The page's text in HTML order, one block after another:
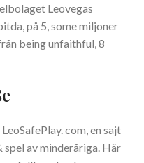
Leovegas
på 5, some miljoner
being unfaithful, 8
com, en sajt
av minderåriga. Här